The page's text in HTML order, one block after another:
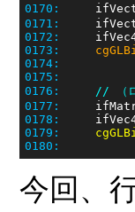
0170:
0171:
0172:
0173:
0174:
0175:
0176:
// （ロ
0177:
0178:
0179:
0180:
今回、